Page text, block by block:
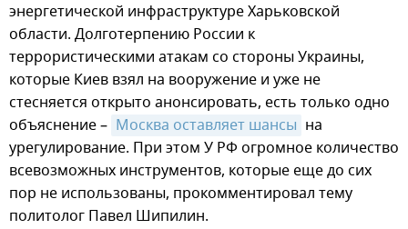
энергетической инфраструктуре Харьковской
области. Долготерпению России к
террористическими атакам со стороны Украины,
которые Киев взял на вооружение и уже не
стесняется открыто анонсировать, есть только одно
объяснение – Москва оставляет шансы на
урегулирование. При этом У РФ огромное количество
всевозможных инструментов, которые еще до сих
пор не использованы, прокомментировал тему
политолог Павел Шипилин.